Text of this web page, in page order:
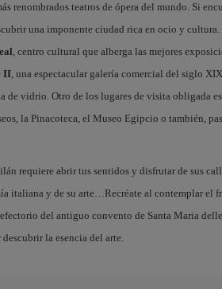
renombrados teatros de ópera del mundo. Si
una imponente ciudad rica en ocio y cultura.
, centro cultural que alberga las mejores
II, una espectacular galería comercial del siglo
de vidrio. Otro de los lugares de visita obligada
la Pinacoteca, el Museo Egipcio o también,
requiere abrir tus sentidos y disfrutar de sus
italiana y de su arte…Recréate al contemplar el
del antiguo convento de Santa Maria
descubrir la esencia del arte.